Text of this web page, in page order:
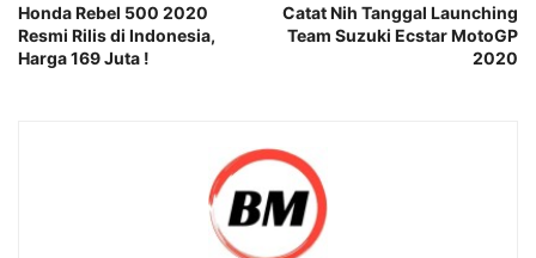
Honda Rebel 500 2020
Resmi Rilis di Indonesia,
Harga 169 Juta !
Catat Nih Tanggal Launching
Team Suzuki Ecstar MotoGP
2020